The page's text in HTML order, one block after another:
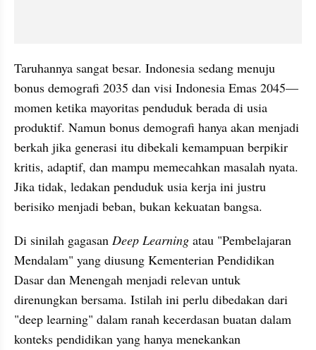
Taruhannya sangat besar. Indonesia sedang menuju
bonus demografi 2035 dan visi Indonesia Emas 2045—
momen ketika mayoritas penduduk berada di usia
produktif. Namun bonus demografi hanya akan menjadi
berkah jika generasi itu dibekali kemampuan berpikir
kritis, adaptif, dan mampu memecahkan masalah nyata.
Jika tidak, ledakan penduduk usia kerja ini justru
berisiko menjadi beban, bukan kekuatan bangsa.
Di sinilah gagasan Deep Learning atau "Pembelajaran
Mendalam" yang diusung Kementerian Pendidikan
Dasar dan Menengah menjadi relevan untuk
direnungkan bersama. Istilah ini perlu dibedakan dari
"deep learning" dalam ranah kecerdasan buatan dalam
konteks pendidikan yang hanya menekankan